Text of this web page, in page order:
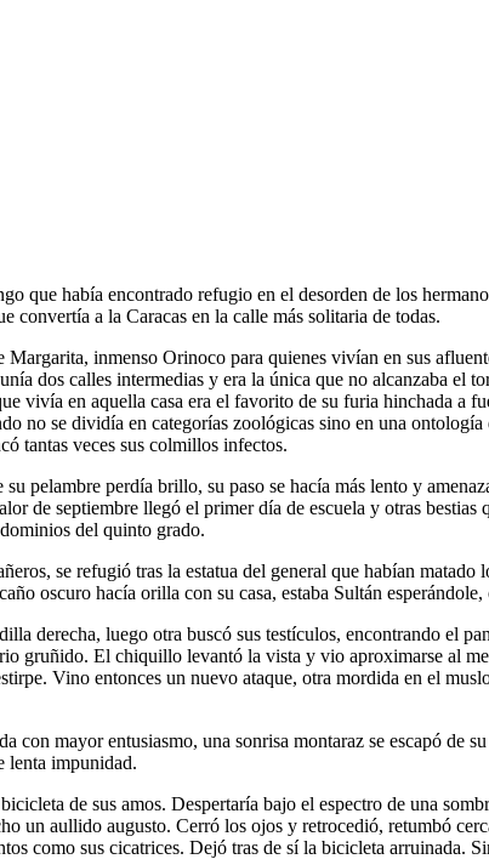
que había encontrado refugio en el desorden de los
convertía a la Caracas en la calle más solitaria de todas.
inmenso Orinoco para quienes vivían en sus
dos calles intermedias y era la única que no alcanzaba el
vivía en aquella casa era el favorito de su furia hinchada a
no se dividía en categorías zoológicas sino en una
tantas veces sus colmillos infectos.
pelambre perdía brillo, su paso se hacía más lento y
de septiembre llegó el primer día de escuela y otras
del quinto grado.
se refugió tras la estatua del general que habían
oscuro hacía orilla con su casa, estaba Sultán
derecha, luego otra buscó sus testículos, encontrando el
gruñido. El chiquillo levantó la vista y vio aproximarse al
Vino entonces un nuevo ataque, otra mordida en el
con mayor entusiasmo, una sonrisa montaraz se escapó
lenta impunidad.
de sus amos. Despertaría bajo el espectro de una
un aullido augusto. Cerró los ojos y retrocedió, retumbó
como sus cicatrices. Dejó tras de sí la bicicleta arruinada.